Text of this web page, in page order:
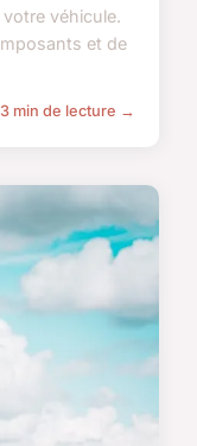
véhicule.
et de
3 min de lecture →